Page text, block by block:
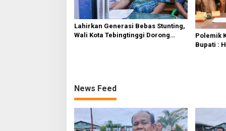
Lahirkan Generasi Bebas Stunting,
Wali Kota Tebingtinggi Dorong
Polemik
Bupati :
News Feed